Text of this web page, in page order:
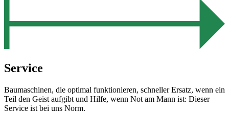
Service
Baumaschinen, die optimal funktionieren, schneller Ersatz, wenn ein
Teil den Geist aufgibt und Hilfe, wenn Not am Mann ist: Dieser
Service ist bei uns Norm.